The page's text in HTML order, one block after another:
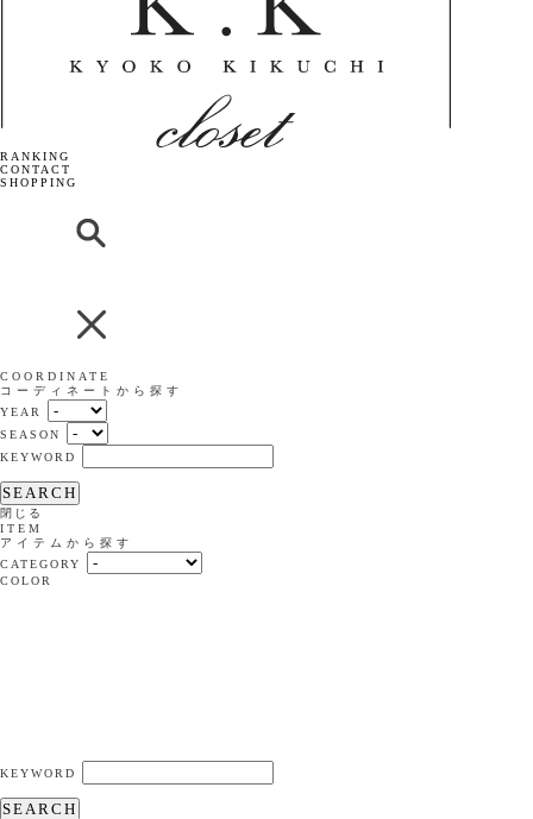
RANKING
CONTACT
SHOPPING
COORDINATE
コーディネートから探す
YEAR
SEASON
KEYWORD
SEARCH
閉じる
ITEM
アイテムから探す
CATEGORY
COLOR
KEYWORD
SEARCH